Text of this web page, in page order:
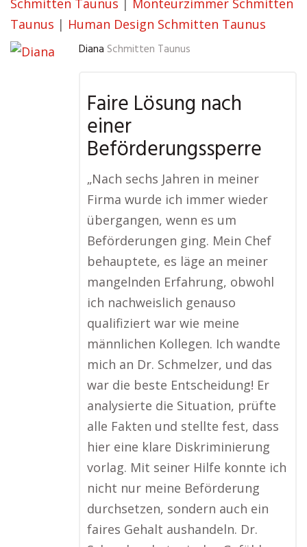
Schmitten Taunus | Monteurzimmer Schmitten
Taunus | Human Design Schmitten Taunus
Diana Schmitten Taunus
Faire Lösung nach
einer
Beförderungssperre
„Nach sechs Jahren in meiner
Firma wurde ich immer wieder
übergangen, wenn es um
Beförderungen ging. Mein Chef
behauptete, es läge an meiner
mangelnden Erfahrung, obwohl
ich nachweislich genauso
qualifiziert war wie meine
männlichen Kollegen. Ich wandte
mich an Dr. Schmelzer, und das
war die beste Entscheidung! Er
analysierte die Situation, prüfte
alle Fakten und stellte fest, dass
hier eine klare Diskriminierung
vorlag. Mit seiner Hilfe konnte ich
nicht nur meine Beförderung
durchsetzen, sondern auch ein
faires Gehalt aushandeln. Dr.